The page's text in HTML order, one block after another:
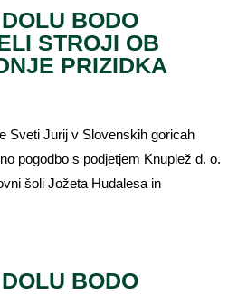
BODO
STROJI OB
PRIZIDKA
Sveti Jurij v Slovenskih goricah
pogodbo s podjetjem Knuplež d. o.
šoli Jožeta Hudalesa in
BODO